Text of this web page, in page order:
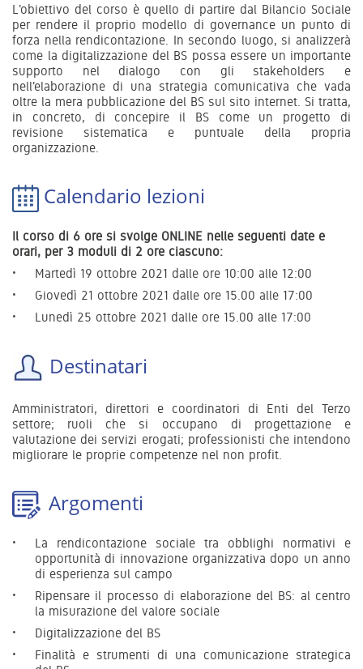
L'obiettivo del corso è quello di partire dal Bilancio Sociale
per rendere il proprio modello di governance un punto di
forza nella rendicontazione. In secondo luogo, si analizzerà
come la digitalizzazione del BS possa essere un importante
supporto nel dialogo con gli stakeholders e
nell'elaborazione di una strategia comunicativa che vada
oltre la mera pubblicazione del BS sul sito internet. Si tratta,
in concreto, di concepire il BS come un progetto di
revisione sistematica e puntuale della propria
organizzazione.
Calendario lezioni
Il corso di 6 ore si svolge ONLINE nelle seguenti date e
orari, per 3 moduli di 2 ore ciascuno:
Martedì 19 ottobre 2021 dalle ore 10:00 alle 12:00
Giovedì 21 ottobre 2021 dalle ore 15.00 alle 17:00
Lunedì 25 ottobre 2021 dalle ore 15.00 alle 17:00
Destinatari
Amministratori, direttori e coordinatori di Enti del Terzo
settore; ruoli che si occupano di progettazione e
valutazione dei servizi erogati; professionisti che intendono
migliorare le proprie competenze nel non profit.
Argomenti
La rendicontazione sociale tra obblighi normativi e
opportunità di innovazione organizzativa dopo un anno
di esperienza sul campo
Ripensare il processo di elaborazione del BS: al centro
la misurazione del valore sociale
Digitalizzazione del BS
Finalità e strumenti di una comunicazione strategica